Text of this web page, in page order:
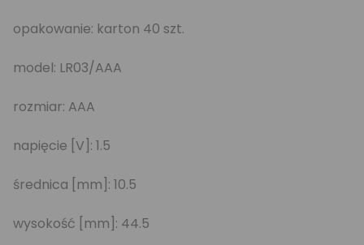
opakowanie: karton 40 szt.
model: LR03/AAA
rozmiar: AAA
napięcie [V]: 1.5
średnica [mm]: 10.5
wysokość [mm]: 44.5